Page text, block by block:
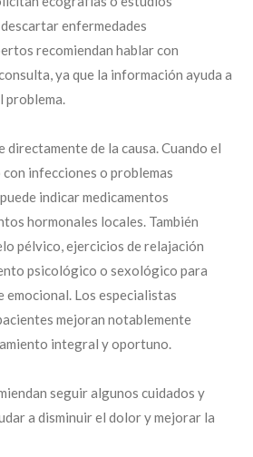
enfermedades
recomiendan hablar con
ya que la información ayuda a
problema.
de la causa. Cuando el
infecciones o problemas
indicar medicamentos
hormonales locales. También
pélvico, ejercicios de relajación
psicológico o sexológico para
Los especialistas
mejoran notablemente
integral y oportuno.
seguir algunos cuidados y
a disminuir el dolor y mejorar la